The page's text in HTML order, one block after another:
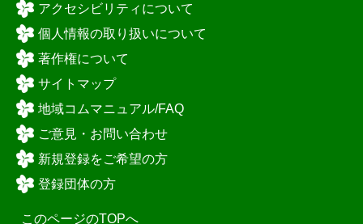
アクセシビリティについて
個人情報の取り扱いについて
著作権について
サイトマップ
地域コムマニュアル/FAQ
ご意見・お問い合わせ
新規登録をご希望の方
登録団体の方
このページのTOPへ